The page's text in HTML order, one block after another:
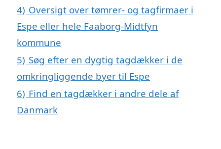
4) Oversigt over tømrer- og tagfirmaer i
Espe eller hele Faaborg-Midtfyn
kommune
5) Søg efter en dygtig tagdækker i de
omkringliggende byer til Espe
6) Find en tagdækker i andre dele af
Danmark